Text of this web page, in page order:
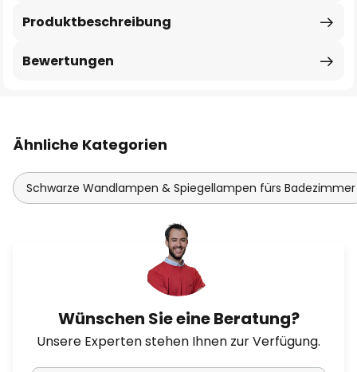
Produktbeschreibung
Bewertungen
Ähnliche Kategorien
Schwarze Wandlampen & Spiegellampen fürs Badezimmer
Wünschen Sie eine Beratung?
Unsere Experten stehen Ihnen zur Verfügung.